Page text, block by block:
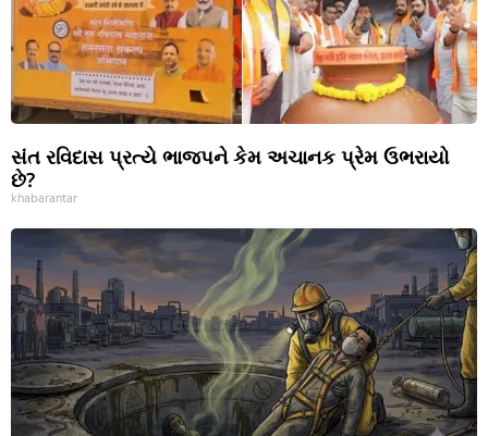
સંત રવિદાસ પ્રત્યે ભાજપને કેમ અચાનક પ્રેમ ઉભરાયો
છે?
khabarantar